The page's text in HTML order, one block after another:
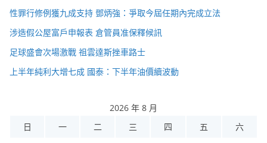
性罪行修例獲九成支持 鄧炳強：爭取今屆任期內完成立法
涉造假公屋富戶申報表 倉管員准保釋候訊
足球盛會次場激戰 祖雲達斯挫車路士
上半年純利大增七成 國泰：下半年油價續波動
2026 年 8 月
日
一 二 三 四 五 六